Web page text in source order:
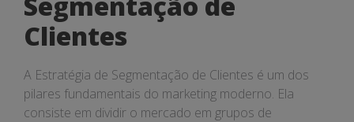
Clientes
A Estratégia de Segmentação de Clientes é um dos
pilares fundamentais do marketing moderno. Ela
consiste em dividir o mercado em grupos de